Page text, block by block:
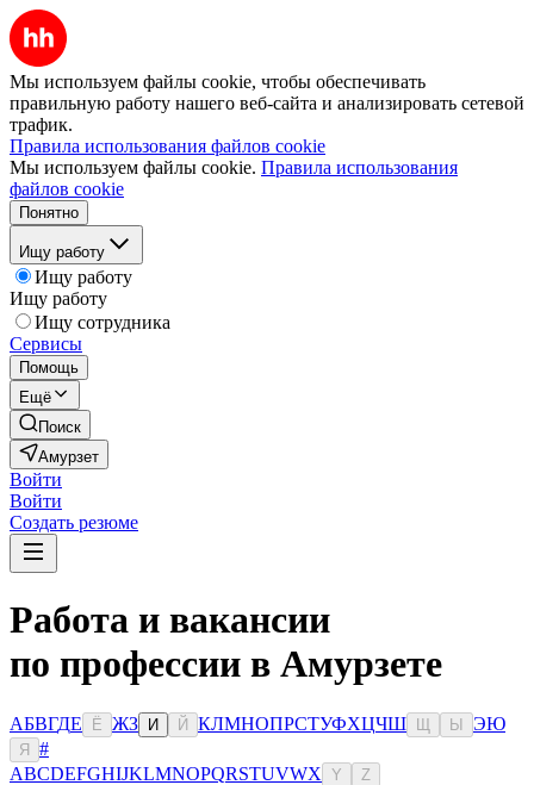
Мы используем файлы cookie, чтобы обеспечивать
правильную работу нашего веб-сайта и анализировать сетевой
трафик.
Правила использования файлов cookie
Мы используем файлы cookie. Правила использования
файлов cookie
Понятно
Ищу работу
Ищу работу
Ищу работу
Ищу сотрудника
Сервисы
Помощь
Ещё
Поиск
Амурзет
Войти
Войти
Создать резюме
Работа и вакансии
по профессии в Амурзете
АБВГДЕ Ё ЖЗ И Й КЛМНОПРСТУФХЦЧШ Ы ЭЮ
Я
#
ABCDEFGHIJKLMNOPQRSTUVWX Y Z